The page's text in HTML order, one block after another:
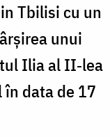
Tbilisi cu un
unui
Ilia al II‑lea
data de 17